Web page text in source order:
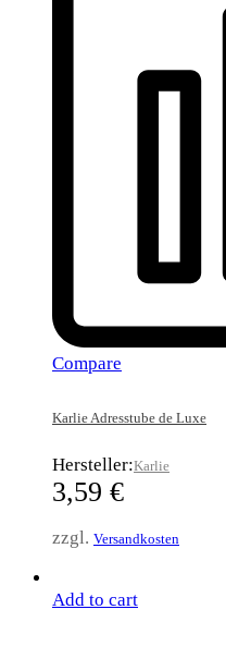
Compare
Karlie Adresstube de Luxe
Hersteller:Karlie
3,59 €
zzgl. Versandkosten
Add to cart